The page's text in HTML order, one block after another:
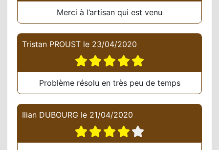
Merci à l’artisan qui est venu
Tristan PROUST le 23/04/2020
Problème résolu en très peu de temps
Ilian DUBOURG le 21/04/2020